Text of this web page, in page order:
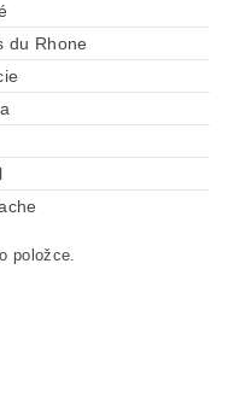
du Rhone
položce.